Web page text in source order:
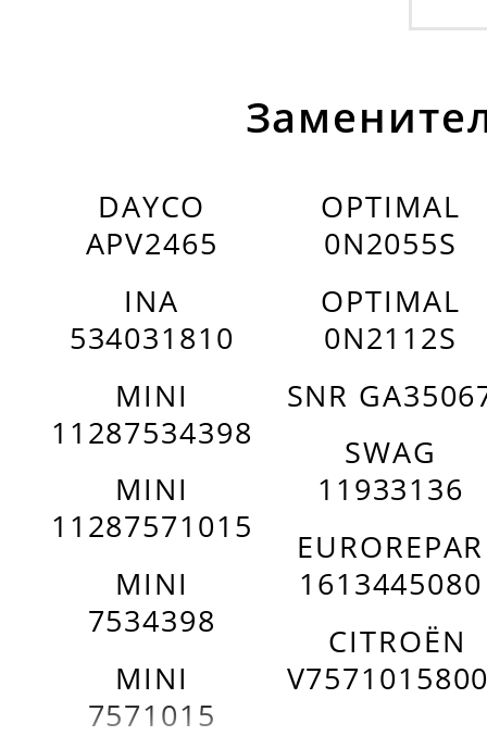
DAYCO
APV2465
INA
534031810
MINI
11287534398
MINI
11287571015
MINI
7534398
MINI
7571015
OPTIMAL
0N2055S
OPTIMAL
0N2112S
SNR
SWAG
11933136
EUROREPAR
1613445080
CITROËN